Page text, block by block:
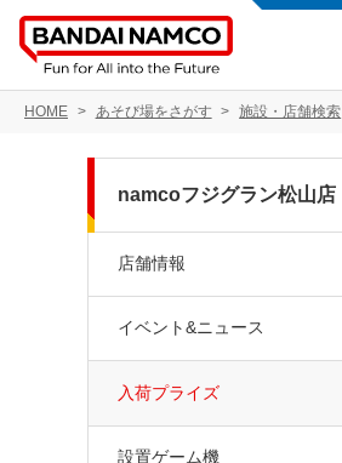
HOME あそび場をさがす 施設・店舗検索
namcoフジグラン松山店
店舗情報
イベント&ニュース
入荷プライズ
設置ゲーム機